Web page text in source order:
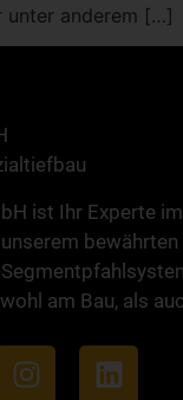
unter anderem […]
ist Ihr Experte im
bewährten
am Bau, als